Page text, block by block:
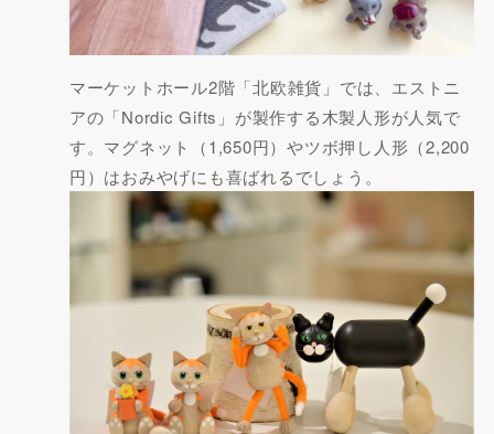
マーケットホール2階「北欧雑貨」では、エストニ
アの「Nordic Gifts」が製作する木製人形が人気で
す。マグネット（1,650円）やツボ押し人形（2,200
円）はおみやげにも喜ばれるでしょう。